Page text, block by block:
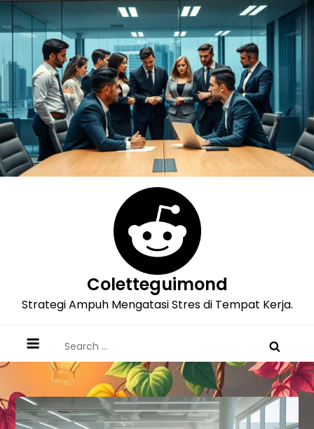
Skip
to
Coletteguimond
Strategi Ampuh Mengatasi Stres di Tempat Kerja.
for: